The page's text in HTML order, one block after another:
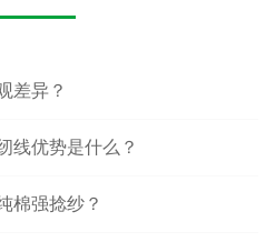
差异？
线优势是什么？
棉强捻纱？